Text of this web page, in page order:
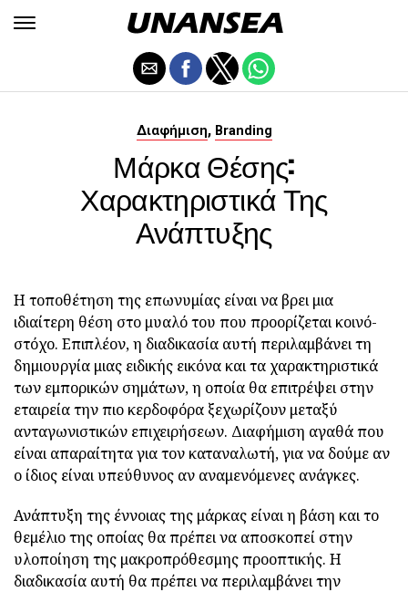
Διαφήμιση, Branding
Μάρκα Θέσης:
Χαρακτηριστικά Της
Ανάπτυξης
Η τοποθέτηση της επωνυμίας είναι να βρει μια
ιδιαίτερη θέση στο μυαλό του που προορίζεται κοινό-
στόχο. Επιπλέον, η διαδικασία αυτή περιλαμβάνει τη
δημιουργία μιας ειδικής εικόνα και τα χαρακτηριστικά
των εμπορικών σημάτων, η οποία θα επιτρέψει στην
εταιρεία την πιο κερδοφόρα ξεχωρίζουν μεταξύ
ανταγωνιστικών επιχειρήσεων. Διαφήμιση αγαθά που
είναι απαραίτητα για τον καταναλωτή, για να δούμε αν
ο ίδιος είναι υπεύθυνος αν αναμενόμενες ανάγκες.
Ανάπτυξη της έννοιας της μάρκας είναι η βάση και το
θεμέλιο της οποίας θα πρέπει να αποσκοπεί στην
υλοποίηση της μακροπρόθεσμης προοπτικής. Η
διαδικασία αυτή θα πρέπει να περιλαμβάνει την